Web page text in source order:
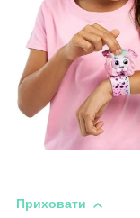
Приховати